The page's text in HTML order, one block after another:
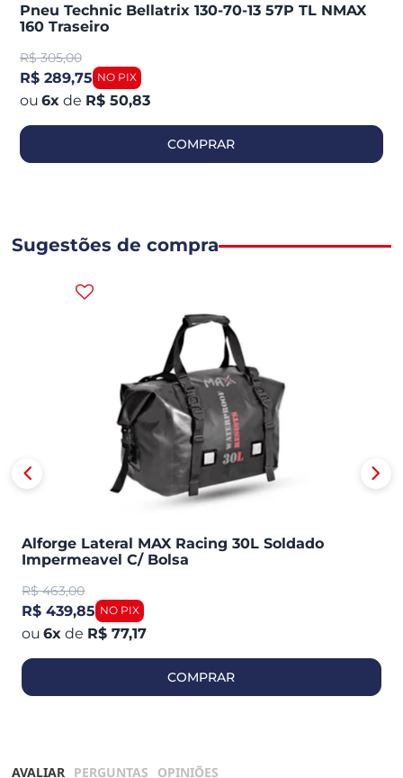
Pneu Technic Bellatrix 130-70-13 57P TL NMAX
160 Traseiro
R$ 305,00
R$ 289,75
6x de R$ 50,83
COMPRAR
Sugestões de compra
Alforge Lateral MAX Racing 30L Soldado
Impermeavel C/ Bolsa
R$ 463,00
R$ 439,85
6x de R$ 77,17
COMPRAR
AVALIAR PERGUNTAS OPINIÕES